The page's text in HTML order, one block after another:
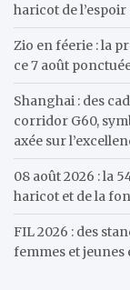
haricot de l’espoir
Zio en féerie : la
ce 7 août
Shanghai : des
corridor G60,
axée sur
08 août 2026 : la
haricot et de la
FIL 2026 : des
femmes et